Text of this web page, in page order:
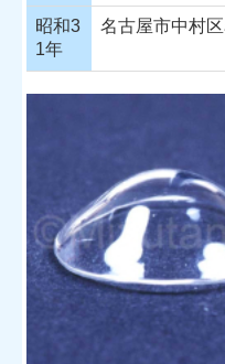
目の病気・治療
コンタクトレンズについて
カラーコンタクトによるトラ
老眼を疑うその前に
二次検診のご案内
昭和3
1年
名古屋市中村